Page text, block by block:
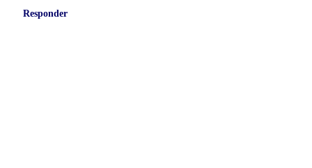
Responder